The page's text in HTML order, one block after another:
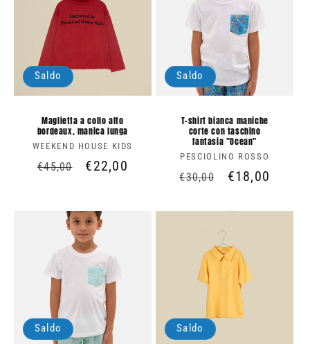
Saldo
Maglietta a collo alto
bordeaux, manica lunga
Produttore:
WEEKEND HOUSE KIDS
Prezzo
€45,00
Prezzo
€22,00
Saldo
T-shirt bianca maniche
corte con taschino
fantasia "Ocean"
Produttore:
PESCIOLINO ROSSO
Prezzo
listino
€30,00
Prezzo
€18,00
Saldo Saldo